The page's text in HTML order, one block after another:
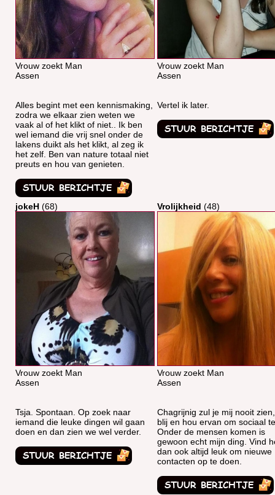
Vrouw zoekt Man
Assen
Alles begint met een kennismaking,
zodra we elkaar zien weten we
vaak al of het klikt of niet.. Ik ben
wel iemand die vrij snel onder de
lakens duikt als het klikt, al zeg ik
het zelf. Ben van nature totaal niet
preuts en hou van genieten.
Vrouw zoekt Man
Assen
Vertel ik later.
jokeH (68)
Vrouw zoekt Man
Assen
Tsja. Spontaan. Op zoek naar
iemand die leuke dingen wil gaan
doen en dan zien we wel verder.
Vrolijkheid (48)
Vrouw zoekt Man
Assen
Chagrijnig zul je mij nooit
blij en hou ervan om sociaal
Onder de mensen komen is
gewoon echt mijn ding. Vind
dan ook altijd leuk om nieuwe
contacten op te doen.